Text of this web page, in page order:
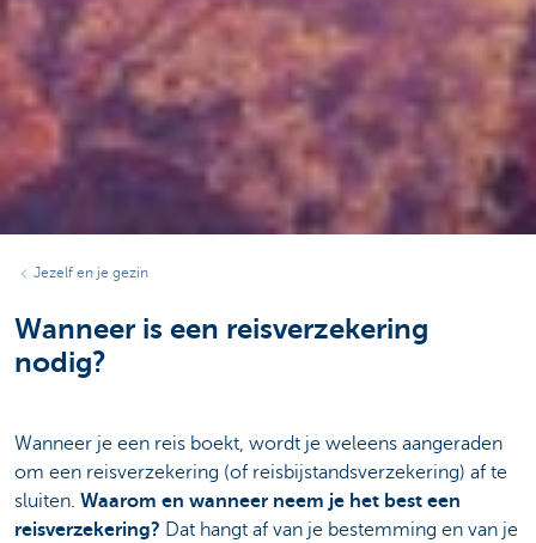
Jezelf en je gezin
Wanneer is een reisverzekering
nodig?
Wanneer je een reis boekt, wordt je weleens aangeraden
om een reisverzekering (of reisbijstandsverzekering) af te
sluiten. Waarom en wanneer neem je het best een
reisverzekering? Dat hangt af van je bestemming en van je